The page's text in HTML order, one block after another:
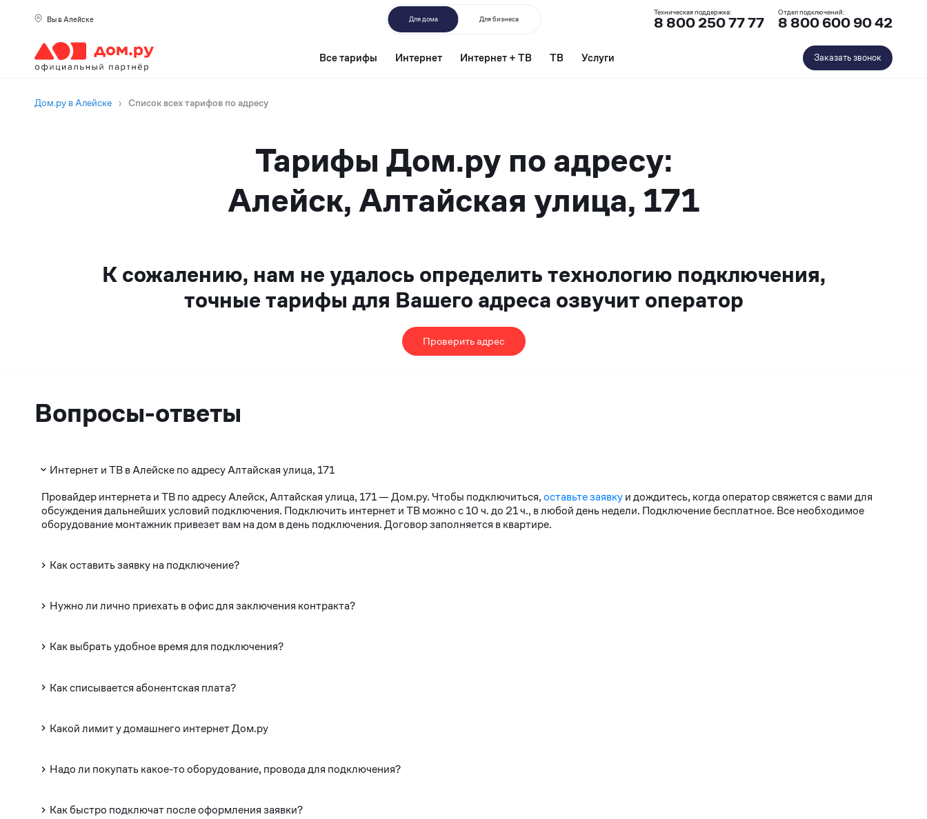
Вы в Алейске Для дома Для бизнеса
Техническая поддержка:
8 800 250 77 77
Отдел подключений:
8 800 600 90 42
Все тарифы Интернет Интернет + ТВ ТВ Услуги Заказать звонок
Дом.ру в Алейске › Список всех тарифов по адресу
Тарифы Дом.ру по адресу:
Алейск, Алтайская улица, 171
К сожалению, нам не удалось определить технологию подключения,
точные тарифы для Вашего адреса озвучит оператор
Проверить адрес
Вопросы-ответы
Интернет и ТВ в Алейске по адресу Алтайская улица, 171
Провайдер интернета и ТВ по адресу Алейск, Алтайская улица, 171 — Дом.ру. Чтобы подключиться,оставьте заявкуи дождитесь, когда оператор свяжется с вами для
обсуждения дальнейших условий подключения. Подключить интернет и ТВ можно с 10 ч. до 21 ч., в любой день недели. Подключение бесплатное. Все необходимое
оборудование монтажник привезет вам на дом в день подключения. Договор заполняется в квартире.
Как оставить заявку на подключение?
Нужно ли лично приехать в офис для заключения контракта?
Как выбрать удобное время для подключения?
Как списывается абонентская плата?
Какой лимит у домашнего интернет Дом.ру
Надо ли покупать какое-то оборудование, провода для подключения?
Как быстро подключат после оформления заявки?